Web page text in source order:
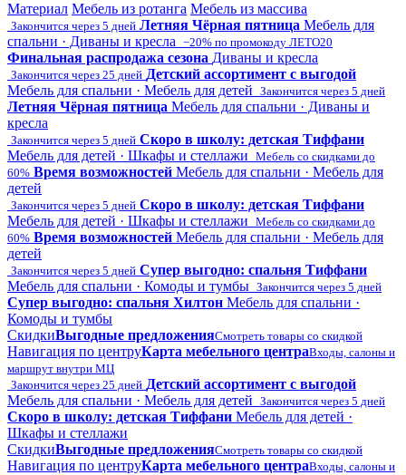
Материал Мебель из ротанга Мебель из массива
Закончится через 5 дней Летняя Чёрная пятница Мебель для
спальни · Диваны и кресла −20% по промокоду ЛЕТО20
Финальная распродажа сезона Диваны и кресла
Закончится через 25 дней Детский ассортимент с выгодой
Мебель для спальни · Мебель для детей Закончится через 5 дней
Летняя Чёрная пятница Мебель для спальни · Диваны и
кресла
Закончится через 5 дней Скоро в школу: детская Тиффани
Мебель для детей · Шкафы и стеллажи Мебель со скидками до
60% Время возможностей Мебель для спальни · Мебель для
детей
Закончится через 5 дней Скоро в школу: детская Тиффани
Мебель для детей · Шкафы и стеллажи Мебель со скидками до
60% Время возможностей Мебель для спальни · Мебель для
детей
Закончится через 5 дней Супер выгодно: спальня Тиффани
Мебель для спальни · Комоды и тумбы Закончится через 5 дней
Супер выгодно: спальня Хилтон Мебель для спальни ·
Комоды и тумбы
СкидкиВыгодные предложенияСмотреть товары со скидкой
Навигация по центруКарта мебельного центраВходы, салоны и
маршрут внутри МЦ
Закончится через 25 дней Детский ассортимент с выгодой
Мебель для спальни · Мебель для детей Закончится через 5 дней
Скоро в школу: детская Тиффани Мебель для детей ·
Шкафы и стеллажи
СкидкиВыгодные предложенияСмотреть товары со скидкой
Навигация по центруКарта мебельного центраВходы, салоны и